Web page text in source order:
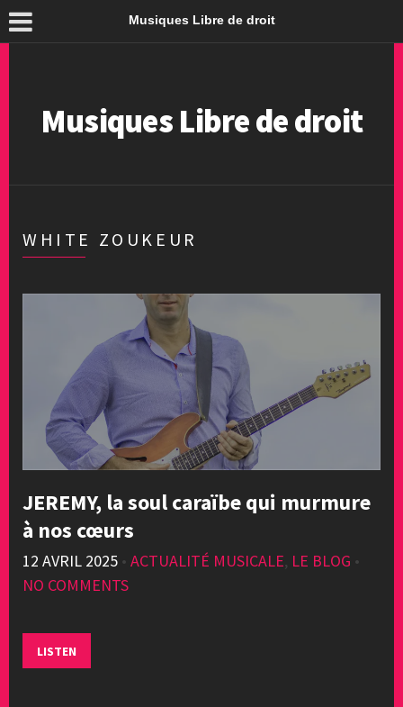
Musiques Libre de droit
Musiques Libre de droit
WHITE ZOUKEUR
JEREMY, la soul caraïbe qui murmure
à nos cœurs
12 AVRIL 2025 • ACTUALITÉ MUSICALE, LE BLOG •
NO COMMENTS
LISTEN